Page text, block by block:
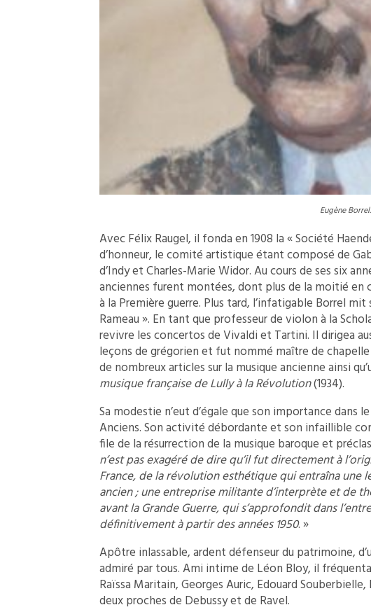
Eugène Borrel.
Avec Félix Raugel, il fonda en 1908 la « Société
d’honneur, le comité artistique étant composé de
d’Indy et Charles-Marie Widor. Au cours de ses six
anciennes furent montées, dont plus de la moitié en
à la Première guerre. Plus tard, l’infatigable Borrel
Rameau ». En tant que professeur de violon à la
revivre les concertos de Vivaldi et Tartini. Il dirigea
leçons de grégorien et fut nommé maître de
de nombreux articles sur la musique ancienne ainsi
musique française de Lully à la Révolution(1934).
Sa modestie n’eut d’égale que son importance dans
Anciens. Son activité débordante et son infaillible
file de la résurrection de la musique baroque et
n’est pas exagéré de dire qu’il fut directement à
France, de la révolution esthétique qui entraîna
ancien ; une entreprise militante d’interprète et de
avant la Grande Guerre, qui s’approfondit dans
définitivement à partir des années 1950. »
Apôtre inlassable, ardent défenseur du patrimoine,
admiré par tous. Ami intime de Léon Bloy, il
Raïssa Maritain, Georges Auric, Edouard
deux proches de Debussy et de Ravel.